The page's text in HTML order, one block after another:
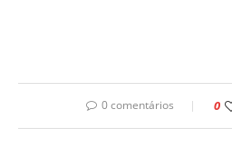
0 comentários 0